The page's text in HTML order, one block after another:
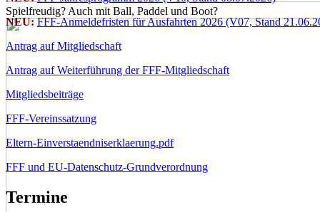
Spielfreudig? Auch mit Ball, Paddel und Boot?
NEU:FFF-Anmeldefristen für Ausfahrten 2026 (V07, Stand
Antrag auf Mitgliedschaft
Antrag auf Weiterführung der FFF-Mitgliedschaft
Mitgliedsbeiträge
FFF-Vereinssatzung
Eltern-Einverstaendniserklaerung.pdf
FFF und EU-Datenschutz-Grundverordnung
Termine